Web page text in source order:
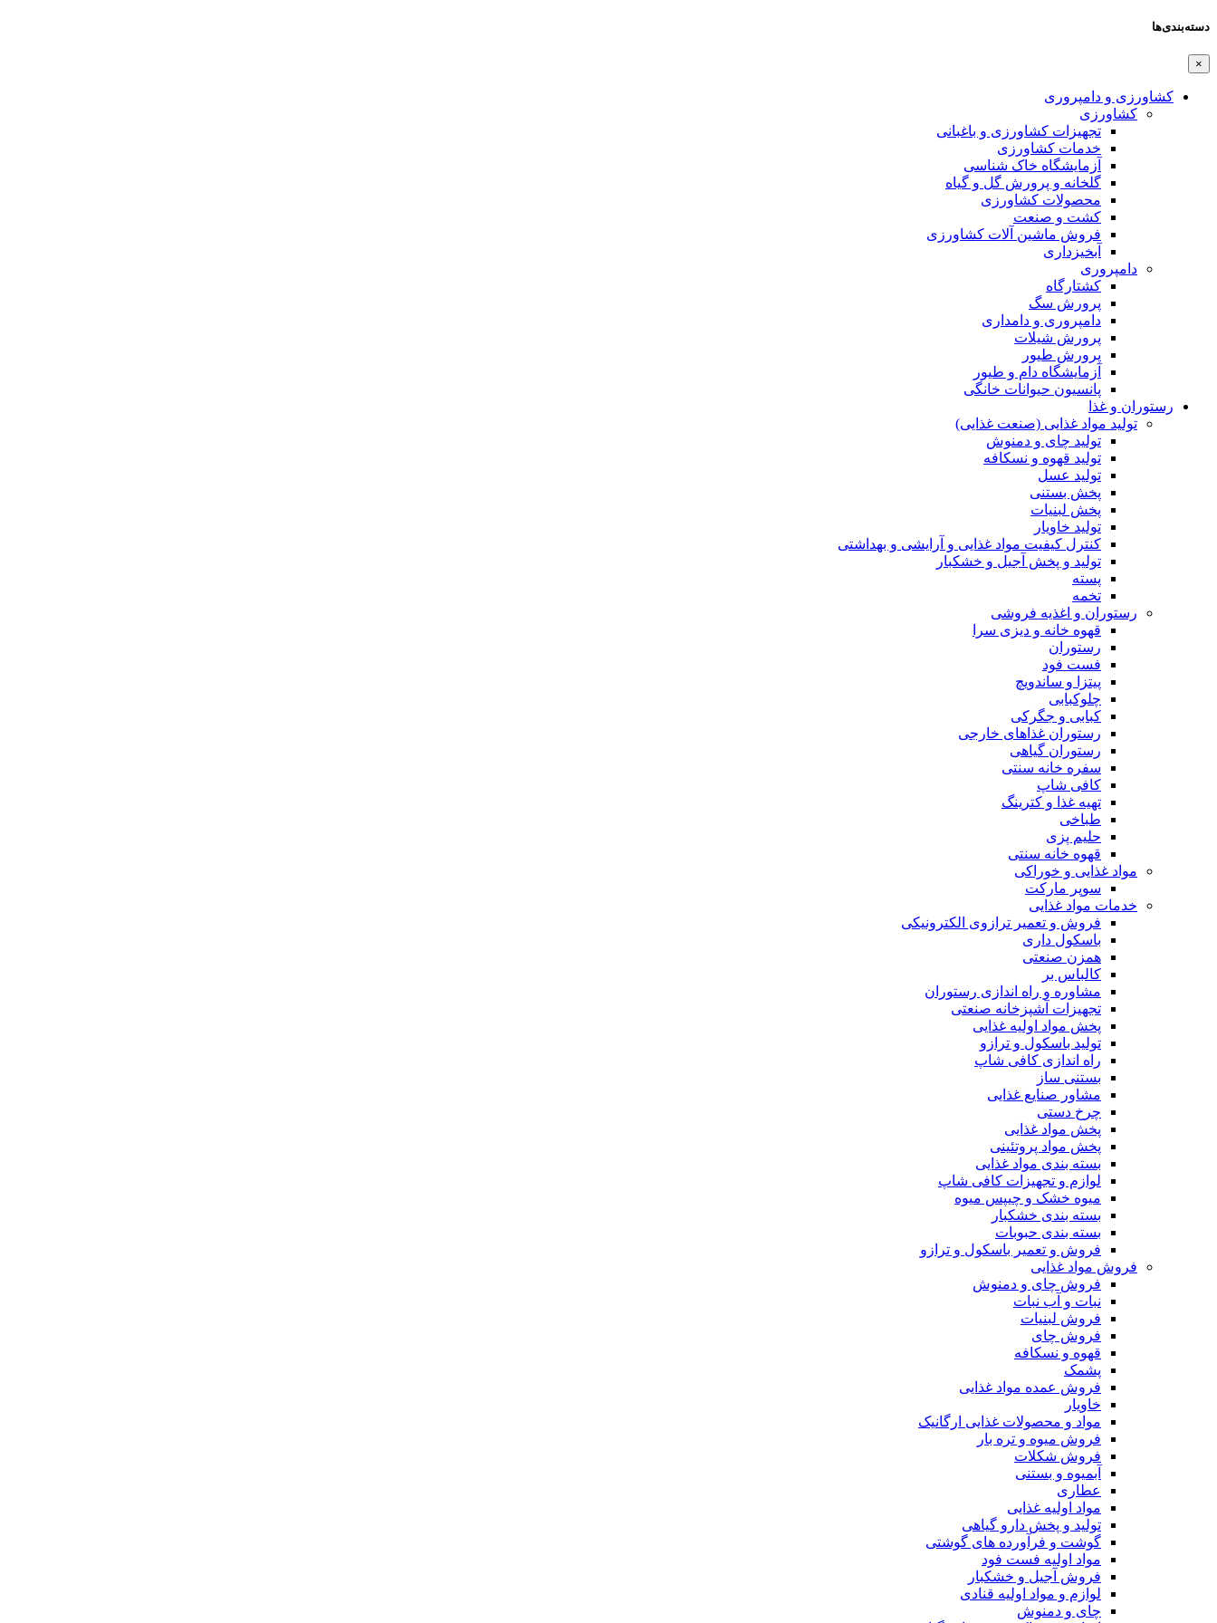
دسته‌بندی‌ها
×
کشاورزی و دامپروری
کشاورزی
تجهیزات کشاورزی و باغبانی
خدمات کشاورزی
آزمایشگاه خاک شناسی
گلخانه و پرورش گل و گیاه
محصولات کشاورزی
کشت و صنعت
فروش ماشین آلات کشاورزی
آبخیزداری
دامپروری
کشتارگاه
پرورش سگ
دامپروری و دامداری
پرورش شیلات
پرورش طیور
آزمایشگاه دام و طیور
پانسیون حیوانات خانگی
رستوران و غذا
تولید مواد غذایی (صنعت غذایی)
تولید چای و دمنوش
تولید قهوه و نسکافه
تولید عسل
پخش بستنی
پخش لبنیات
تولید خاویار
کنترل کیفیت مواد غذایی و آرایشی و بهداشتی
تولید و پخش آجیل و خشکبار
پسته
تخمه
رستوران و اغذیه فروشی
قهوه خانه و دیزی سرا
رستوران
فست فود
پیتزا و ساندویچ
چلوکبابی
کبابی و جگرکی
رستوران غذاهای خارجی
رستوران گیاهی
سفره خانه سنتی
کافی شاپ
تهیه غذا و کترینگ
طباخی
حلیم پزی
قهوه خانه سنتی
مواد غذایی و خوراکی
سوپر مارکت
خدمات مواد غذایی
فروش و تعمیر ترازوی الکترونیکی
باسکول داری
همزن صنعتی
کالباس بر
مشاوره و راه اندازی رستوران
تجهیزات آشپزخانه صنعتی
پخش مواد اولیه غذایی
تولید باسکول و ترازو
راه اندازی کافی شاپ
بستنی ساز
مشاور صنایع غذایی
چرخ دستی
پخش مواد غذایی
پخش مواد پروتئینی
بسته بندی مواد غذایی
لوازم و تجهیزات کافی شاپ
میوه خشک و چیپس میوه
بسته بندی خشکبار
بسته بندی حبوبات
فروش و تعمیر باسکول و ترازو
فروش مواد غذایی
فروش چای و دمنوش
نبات و آب نبات
فروش لبنیات
فروش چای
قهوه و نسکافه
پشمک
فروش عمده مواد غذایی
خاویار
مواد و محصولات غذایی ارگانیک
فروش میوه و تره بار
فروش شکلات
آبمیوه و بستنی
عطاری
مواد اولیه غذایی
تولید و پخش دارو گیاهی
گوشت و فرآورده های گوشتی
مواد اولیه فست فود
فروش آجیل و خشکبار
لوازم و مواد اولیه قنادی
چای و دمنوش